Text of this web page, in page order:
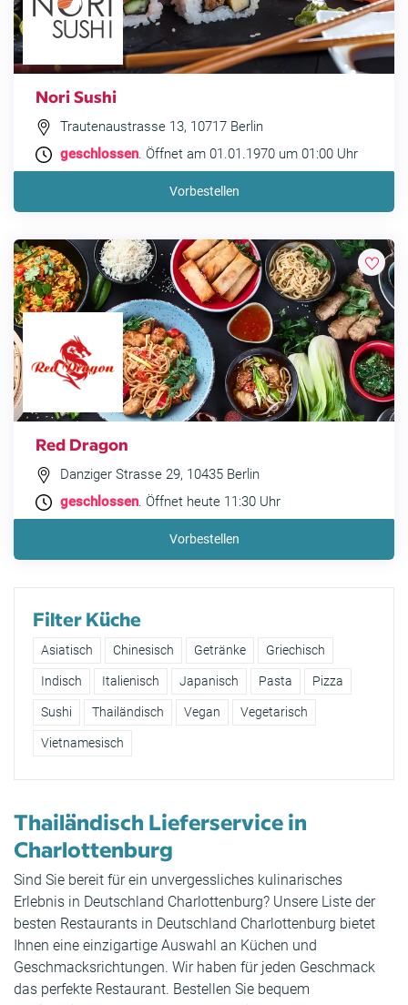
Nori Sushi
Trautenaustrasse 13, 10717 Berlin
geschlossen. Öffnet am 01.01.1970 um 01:00 Uhr
Vorbestellen
Red Dragon
Danziger Strasse 29, 10435 Berlin
geschlossen. Öffnet heute 11:30 Uhr
Vorbestellen
Filter Küche
Asiatisch Chinesisch Getränke Griechisch
Indisch Italienisch Japanisch Pasta Pizza
Sushi Thailändisch Vegan Vegetarisch
Vietnamesisch
Thailändisch Lieferservice in
Charlottenburg
Sind Sie bereit für ein unvergessliches kulinarisches
Erlebnis in Deutschland Charlottenburg? Unsere Liste der
besten Restaurants in Deutschland Charlottenburg bietet
Ihnen eine einzigartige Auswahl an Küchen und
Geschmacksrichtungen. Wir haben für jeden Geschmack
das perfekte Restaurant. Bestellen Sie bequem